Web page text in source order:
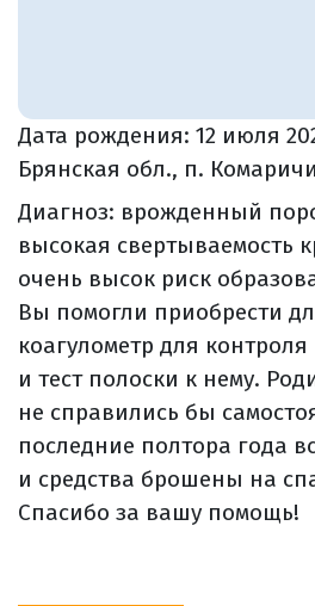
Дата рождения: 12 июля
Брянская обл., п. Комаричи
Диагноз: врожденный
высокая свертываемость
очень высок риск
Вы помогли приобрести
коагулометр для контроля
и тест полоски к нему.
не справились бы
последние полтора года
и средства брошены на
Спасибо за вашу помощь!